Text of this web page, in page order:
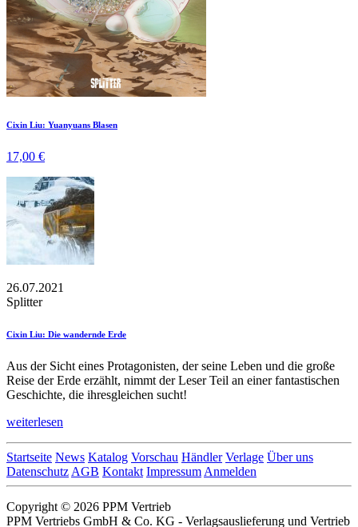
Cixin Liu: Yuanyuans Blasen
17,00 €
26.07.2021
Splitter
Cixin Liu: Die wandernde Erde
Aus der Sicht eines Protagonisten, der seine Leben und die große
Reise der Erde erzählt, nimmt der Leser Teil an einer fantastischen
Geschichte, die ihresgleichen sucht!
weiterlesen
Startseite News Katalog Vorschau Händler Verlage Über uns
Datenschutz AGB Kontakt Impressum Anmelden
Copyright © 2026 PPM Vertrieb
PPM Vertriebs GmbH & Co. KG - Verlagsauslieferung und Vertrieb